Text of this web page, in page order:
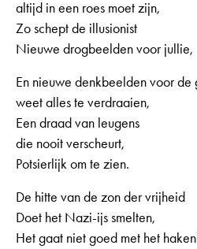
altijd in een roes moet zijn,
Zo schept de illusionist
Nieuwe drogbeelden voor jullie,
En nieuwe denkbeelden voor de
weet alles te verdraaien,
Een draad van leugens
die nooit verscheurt,
Potsierlijk om te zien.
De hitte van de zon der vrijheid
Doet het Nazi-ijs smelten,
Het gaat niet goed met het